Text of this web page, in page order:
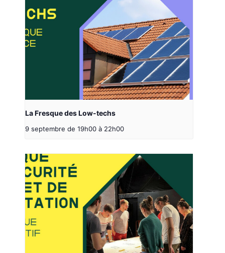
La Fresque des Low-techs
9 septembre de 19h00 à 22h00